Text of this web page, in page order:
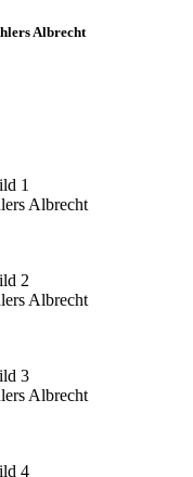
Albrecht
Albrecht
Albrecht
Albrecht